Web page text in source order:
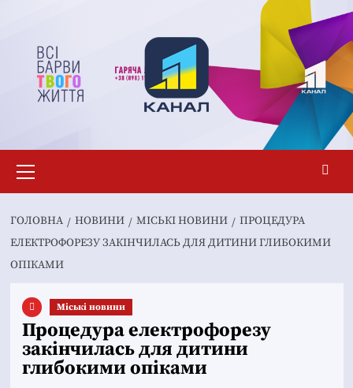
вмісту
меню
ГОЛОВНА НОВИНИ MІСЬКІ НОВИНИ
ПРОЦЕДУРА
ЕЛЕКТРОФОРЕЗУ ЗАКІНЧИЛАСЬ ДЛЯ ДИТИНИ ГЛИБОКИМИ
ОПІКАМИ
Mіські новини
Процедура електрофорезу
закінчилась для дитини
глибокими опіками